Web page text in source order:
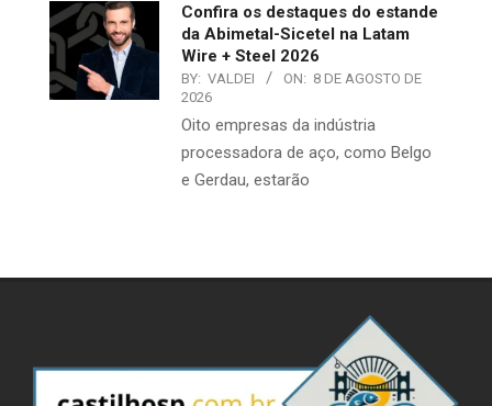
Confira os destaques do estande
da Abimetal-Sicetel na Latam
Wire + Steel 2026
BY: VALDEI ON: 8 DE AGOSTO DE
2026
Oito empresas da indústria
processadora de aço, como Belgo
e Gerdau, estarão